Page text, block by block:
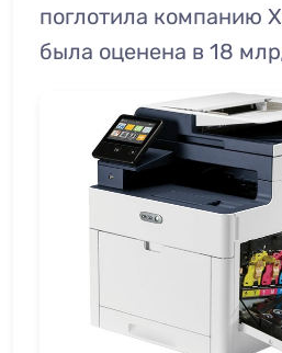
поглотила компанию
была оценена в 18